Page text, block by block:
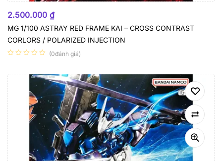
2.500.000 ₫
MG 1/100 ASTRAY RED FRAME KAI – CROSS CONTRAST
CORLORS / POLARIZED INJECTION
(0đánh giá)